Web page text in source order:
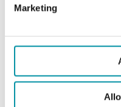
Marketing
Tappo di fissaggio per
Funzione di ripristino